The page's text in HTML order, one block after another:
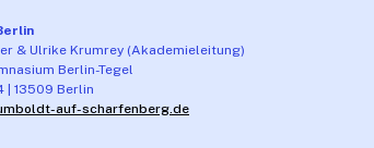
& Ulrike Krumrey (Akademieleitung)
Berlin-Tegel
13509 Berlin
auf-scharfenberg.de